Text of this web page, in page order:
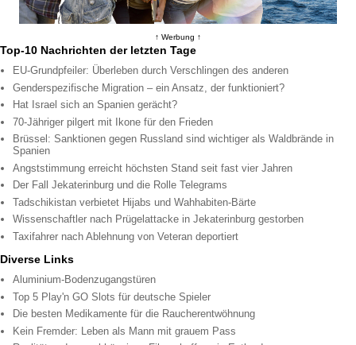
↑ Werbung ↑
Top-10 Nachrichten der letzten Tage
EU-Grundpfeiler: Überleben durch Verschlingen des anderen
Genderspezifische Migration – ein Ansatz, der funktioniert?
Hat Israel sich an Spanien gerächt?
70-Jähriger pilgert mit Ikone für den Frieden
Brüssel: Sanktionen gegen Russland sind wichtiger als Waldbrände in
Spanien
Angststimmung erreicht höchsten Stand seit fast vier Jahren
Der Fall Jekaterinburg und die Rolle Telegrams
Tadschikistan verbietet Hijabs und Wahhabiten-Bärte
Wissenschaftler nach Prügelattacke in Jekaterinburg gestorben
Taxifahrer nach Ablehnung von Veteran deportiert
Diverse Links
Aluminium-Bodenzugangstüren
Top 5 Play'n GO Slots für deutsche Spieler
Die besten Medikamente für die Raucherentwöhnung
Kein Fremder: Leben als Mann mit grauem Pass